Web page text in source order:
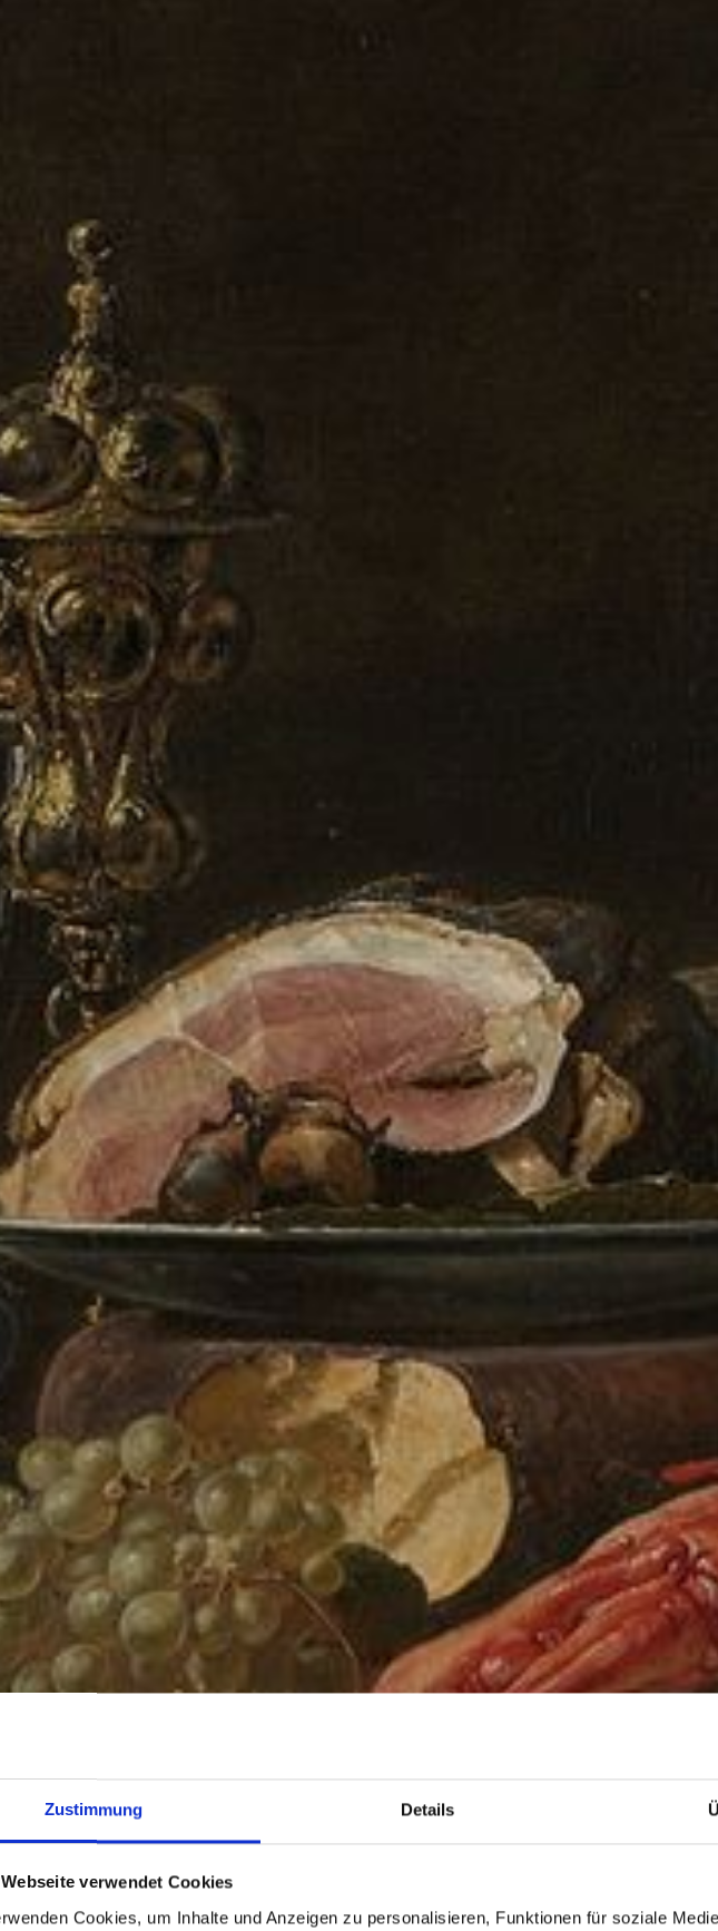
Zustimmung Details
Webseite verwendet Cookies
Cookies, um Inhalte und Anzeigen zu personalisieren, Funktionen für soziale